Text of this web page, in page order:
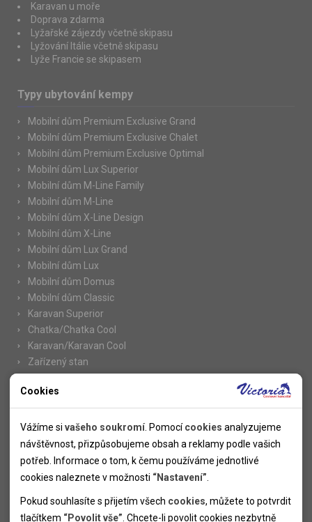
Karavan u moře
Doprava zdarma
Lyžařské zájezdy včetně skipasu
Lyžování Itálie včetně skipasu
Lyže Francie se skipasem
Typy ubytování kempy
Mobilní dům Premium Exclusive Grand
Mobilní dům Premium Exclusive Chalet
Mobilní dům Premium Exclusive Optimal
Mobilní dům Lux Superior
Mobilní dům M-Line Family
Mobilní dům M-Line
Mobilní dům X-Line Design
Mobilní dům X-Line
Mobilní dům Lux Grand
Mobilní dům Lux
Mobilní dům Domus
Mobilní dům Classic
Karavan Superior
Chatka/Chatka Cool
Karavan/Karavan Cool
Zařízený stan
Informace
Novinky
Kolektivy
SUPER FIRST MINUTE
Informace k letním pobytům
Informace o letecké dopravě
Cookies
Vážíme si vašeho soukromí . Pomocícookies analyzujeme
návštěvnost, přizpůsobujeme obsah a reklamy podle vašich
potřeb. Informace o tom, k čemu používáme jednotlivé
cookies naleznete v možnosti “Nastavení”
Pokud souhlasíte s přijetím všech cookies, můžete to potvrdit
tlačítkem “Povolit vše” . Chcete-li povolit cookies nezbytně
Nutné cookies pomáhají, aby byla webová stránka použitelná
tak, že umožní základní funkce jako navigace stránky a
přístup k zabezpečeným sekcím webové stránky. Webová
stránka nemůže správně fungovat bez těchto cookies.
Analytické cookies